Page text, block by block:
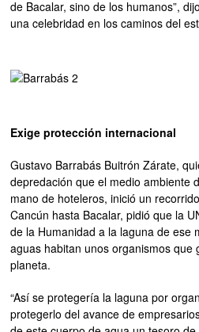
de Bacalar, sino de los humanos”,
una celebridad en los caminos del
Exige protección internacional
Gustavo Barrabás Buitrón Zárate,
depredación que el medio ambiente
mano de hoteleros, inició un
Cancún hasta Bacalar, pidió que la
de la Humanidad a la laguna de ese
aguas habitan unos organismos
planeta.
“Así se protegería la laguna por
protegerlo del avance de